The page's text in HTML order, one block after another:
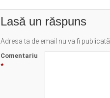
Lasă un răspuns
Adresa ta de email nu va fi publicată.
Comentariu
*